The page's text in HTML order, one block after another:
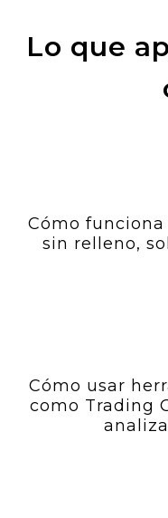
Lo que
Cómo
sin relleno,
Cómo usar
como Trading